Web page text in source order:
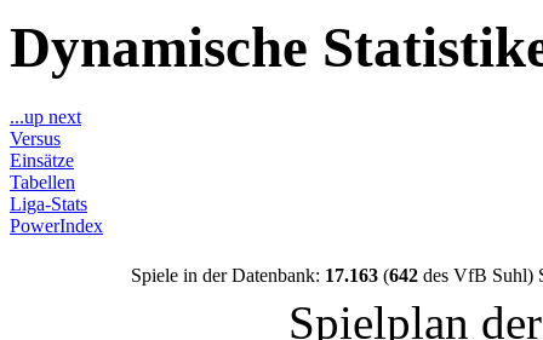
Dynamische
...up next
Versus
Einsätze
Tabellen
Liga-Stats
PowerIndex
Spiele in der Datenbank: 17.163(642des VfB Suhl)
Spielplan